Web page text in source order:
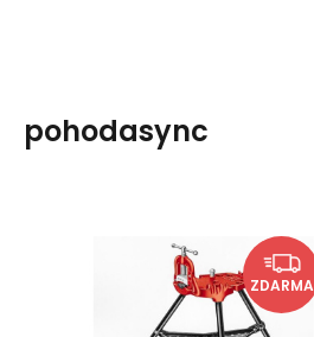
pohodasync
ZDARMA
Svěrák trojnožka 40
A Ridgid 1/8-21/2"
Kód:
21 367Kč
Skladem u dodavatele
Svěrák Trojnožka 40 A
Ridgid 1/8-21/2"